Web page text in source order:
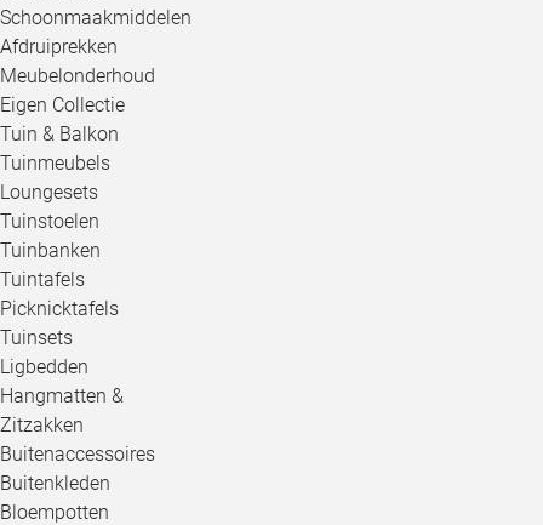
Schoonmaakmiddelen
Afdruiprekken
Meubelonderhoud
Eigen Collectie
Tuin & Balkon
Tuinmeubels
Loungesets
Tuinstoelen
Tuinbanken
Tuintafels
Picknicktafels
Tuinsets
Ligbedden
Hangmatten &
Zitzakken
Buitenaccessoires
Buitenkleden
Bloempotten